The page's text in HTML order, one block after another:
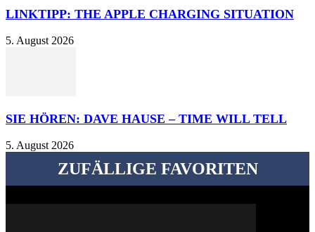
LINKTIPP: THE APPLE CHARGING SITUATION
5. August 2026
SIE HÖREN: DAVE HAUSE – TIME WILL TELL
5. August 2026
ZUFÄLLIGE FAVORITEN